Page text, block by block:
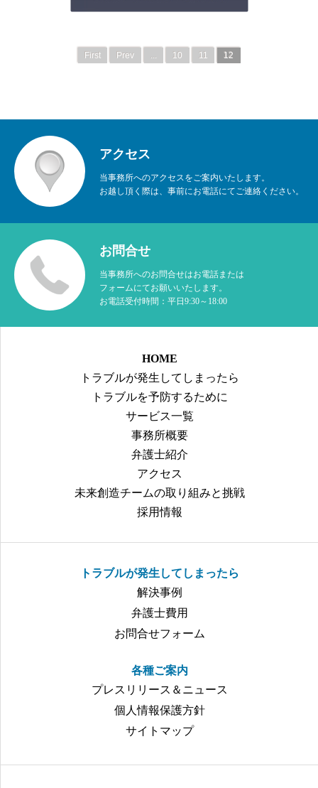
First Prev ... 10 11 12
アクセス
当事務所へのアクセスをご案内いたします。
お越し頂く際は、事前にお電話にてご連絡ください。
お問合せ
当事務所へのお問合せはお電話または
フォームにてお願いいたします。
お電話受付時間：平日9:30～18:00
HOME
トラブルが発生してしまったら
トラブルを予防するために
サービス一覧
事務所概要
弁護士紹介
アクセス
未来創造チームの取り組みと挑戦
採用情報
トラブルが発生してしまったら
解決事例
弁護士費用
お問合せフォーム
各種ご案内
プレスリリース＆ニュース
個人情報保護方針
サイトマップ